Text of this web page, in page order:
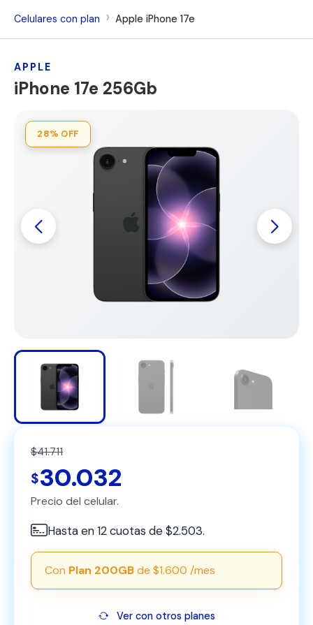
Celulares con plan Apple iPhone 17e
APPLE
iPhone 17e 256Gb
28% OFF
$41.711
$30.032
Precio del celular.
Hasta en 12 cuotas de $2.503.
Con Plan 200GBde $1.600 /mes
Ver con otros planes